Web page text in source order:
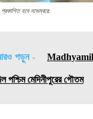
হবে নভেম্বরে:
পড়ুন - Madhyamik:
পশ্চিম মেদিনীপুরের গৌতম